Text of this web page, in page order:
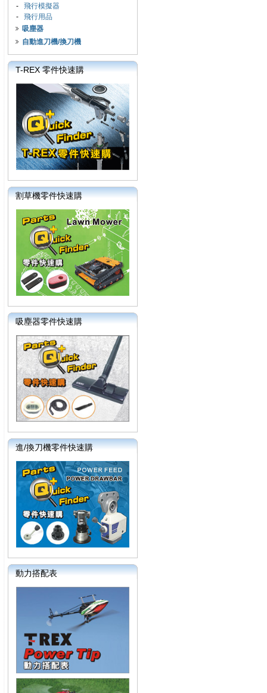
- 飛行模擬器
- 飛行用品
吸塵器
自動進刀機/換刀機
T-REX 零件快速購
割草機零件快速購
吸塵器零件快速購
進/換刀機零件快速購
動力搭配表